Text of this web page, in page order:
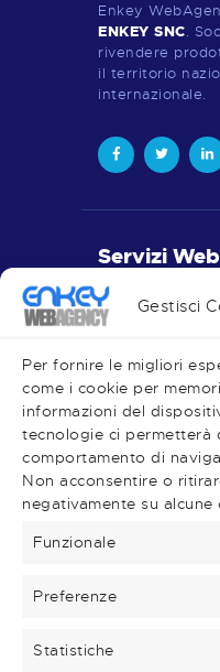
Gestisci
Per fornire le migliori
come i cookie per
informazioni del
tecnologie ci permetterà
comportamento di
Non acconsentire o
negativamente su
Funzionale
Preferenze
Statistiche
Enkey
ENKEY SNC.
rivendere
il territorio
internazionale.
Servizi Web
Realizzazione
Social Media
Very
Shop
Magazine